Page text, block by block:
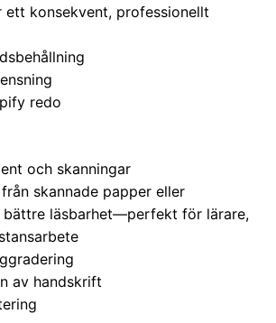
ett konsekvent, professionellt
redo
och skanningar
skannade papper eller
bättre läsbarhet—perfekt för lärare,
av handskrift